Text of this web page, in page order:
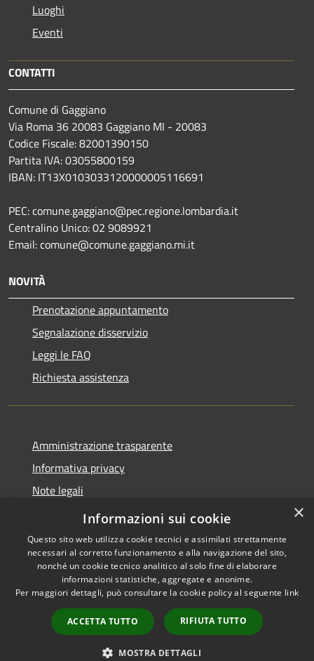
Luoghi
Eventi
CONTATTI
Comune di Gaggiano
Via Roma 36 20083 Gaggiano MI - 20083
Codice Fiscale: 82001390150
Partita IVA: 03055800159
IBAN: IT13X0103033120000005116691
PEC: comune.gaggiano@pec.regione.lombardia.it
Centralino Unico: 02 9089921
Email: comune@comune.gaggiano.mi.it
NOVITÀ
Prenotazione appuntamento
Segnalazione disservizio
Leggi le FAQ
Richiesta assistenza
Amministrazione trasparente
Informativa privacy
Note legali
Dichiarazione di accessibilità
Accessibilità
Copyright © 2026 • Comune di
Gaggiano • Powered by
Municipium•
Accesso
redazione
×
Informazioni sui cookie
Questo sito web utilizza cookie tecnici e assimilati strettamente
necessari al corretto funzionamento e alla navigazione del sito,
nonché un cookie tecnico analitico al solo fine di elaborare
informazioni statistiche, aggregate e anonime.
Per maggiori dettagli, può consultare la cookie policy al seguente link
ACCETTA TUTTO RIFIUTA TUTTO
MOSTRA DETTAGLI